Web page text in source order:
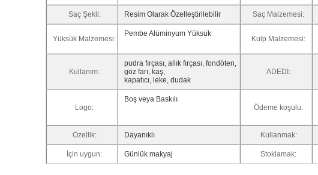
Saç Şekli: Resim Olarak Özelleştirilebilir Saç Malzemesi:
Yüksük Malzemesi:
Pembe Alüminyum Yüksük
Kulp Malzemesi:
Kullanım:
pudra fırçası, allık fırçası, fondöten,
göz farı, kaş,
kapatıcı, leke, dudak
ADEDI:
Logo:
Boş veya Baskılı
Ödeme koşulu:
Özellik: Dayanıklı Kullanmak:
İçin uygun: Günlük makyaj Stoklamak: